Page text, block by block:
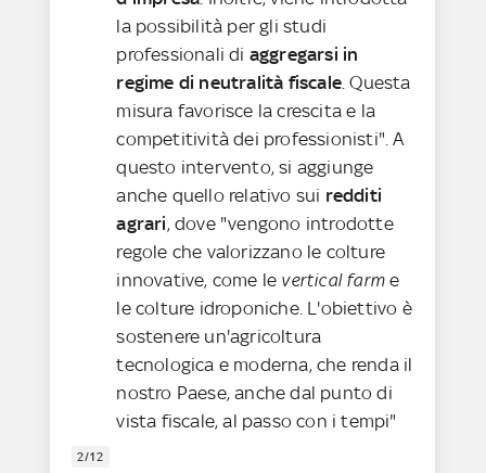
la possibilità per gli studi
professionali di aggregarsi in
regime di neutralità fiscale . Questa
misura favorisce la crescita e la
competitività dei professionisti". A
questo intervento, si aggiunge
anche quello relativo sui redditi
agrari, dove "vengono introdotte
regole che valorizzano le colture
innovative, come le vertical farm e
le colture idroponiche. L'obiettivo è
sostenere un'agricoltura
tecnologica e moderna, che renda il
nostro Paese, anche dal punto di
vista fiscale, al passo con i tempi"
2/12